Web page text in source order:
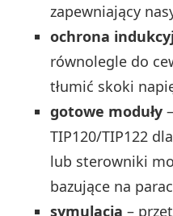
zapewniający
ochrona
równolegle do
tłumić skoki
gotowe moduły
TIP120/TIP122
lub sterowniki
bazujące na
symulacja –